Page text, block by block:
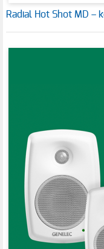
Radial Hot Shot MD –